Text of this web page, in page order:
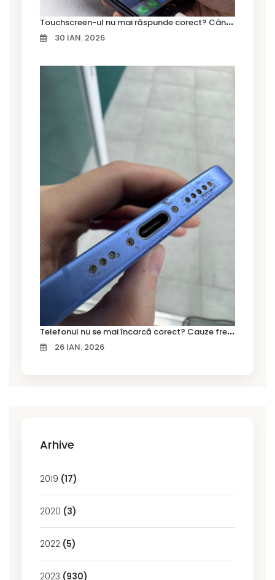
T
ouchscreen-ul nu mai răspunde corect? Când trebuie schimbat display-ul
30 IAN. 2026
T
elefonul nu se mai încarcă corect? Cauze frecvente și soluții la service în Timișoara
26 IAN. 2026
Arhive
2019 (17)
2020 (3)
2022 (5)
2023 (930)